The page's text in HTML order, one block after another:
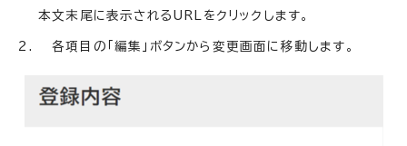
本文末尾に表示されるURLをクリックします。
各項目の「編集」ボタンから変更画面に移動します。